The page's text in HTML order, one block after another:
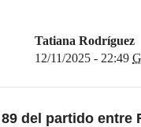
Tatiana Rodríguez
12/11/2025 - 22:49
del partido entre